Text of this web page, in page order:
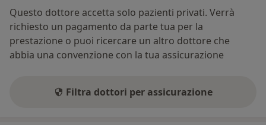
Questo dottore accetta solo pazienti privati. Verrà
richiesto un pagamento da parte tua per la
prestazione o puoi ricercare un altro dottore che
abbia una convenzione con la tua assicurazione
Filtra dottori per assicurazione